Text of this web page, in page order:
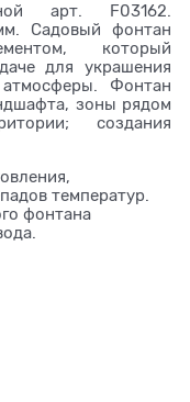
арт. F03162.
Садовый фонтан
который
для украшения
Фонтан
зоны рядом
создания
температур.
фонтана